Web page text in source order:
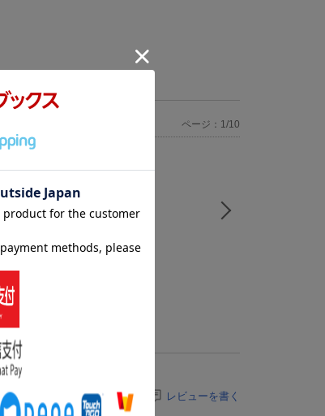
ページ：1/10
レビューを書く